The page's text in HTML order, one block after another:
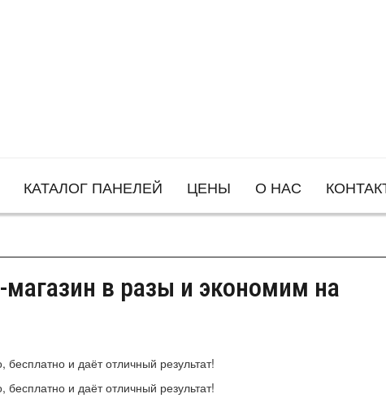
КАТАЛОГ ПАНЕЛЕЙ ЦЕНЫ О НАС
в разы и экономим на
и даёт отличный результат!
и даёт отличный результат!